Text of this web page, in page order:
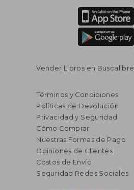
Vender Libros en Buscalibre
Términos y Condiciones
Políticas de Devolución
Privacidad y Seguridad
Cómo Comprar
Nuestras Formas de Pago
Opiniones de Clientes
Costos de Envío
Seguridad Redes Sociales